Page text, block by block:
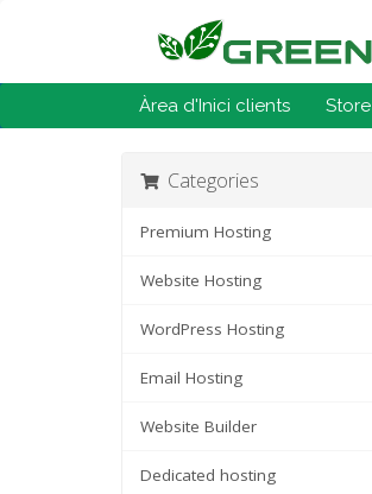
Àrea d'Inici clients Store
Categories
Premium Hosting
Website Hosting
WordPress Hosting
Email Hosting
Website Builder
Dedicated hosting